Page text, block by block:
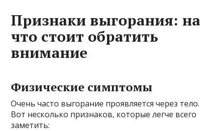
Признаки выгорания: на
что стоит обратить
внимание
Физические симптомы
Очень часто выгорание проявляется через тело.
Вот несколько признаков, которые легче всего
заметить: